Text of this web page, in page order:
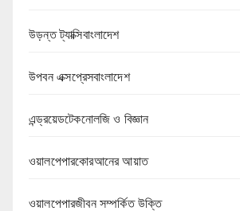
উড়ন্ত ট্যাক্সিবাংলাদেশ
উপবন এক্সপ্রেসবাংলাদেশ
এন্ড্রয়েডটেকনোলজি ও বিজ্ঞান
ওয়ালপেপারকোরআনের আয়াত
ওয়ালপেপারজীবন সম্পর্কিত উক্তি